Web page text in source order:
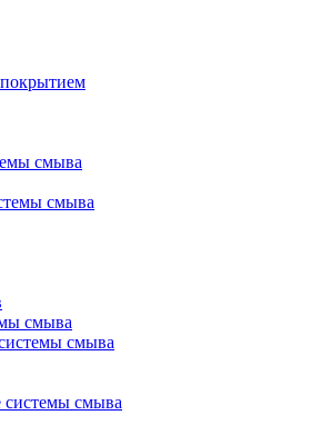
смыва
смыва
смыва
смыва
системы смыва